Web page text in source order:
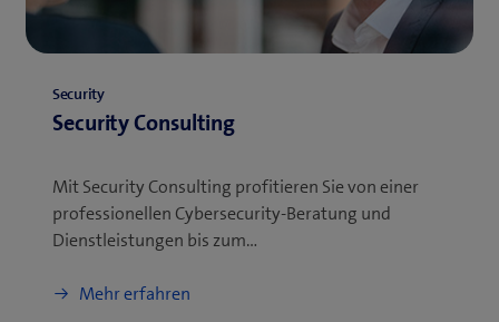
Security
Security Consulting
Mit Security Consulting profitieren Sie von einer
professionellen Cybersecurity-Beratung und
Dienstleistungen bis zum…
Mehr erfahren